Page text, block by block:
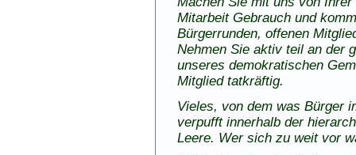
Mitarbeit Gebrauch und
Bürgerrunden, offenen
Nehmen Sie aktiv teil an der
unseres demokratischen
Mitglied tatkräftig.
Vieles, von dem was Bürger
verpufft innerhalb der
Leere. Wer sich zu weit vor